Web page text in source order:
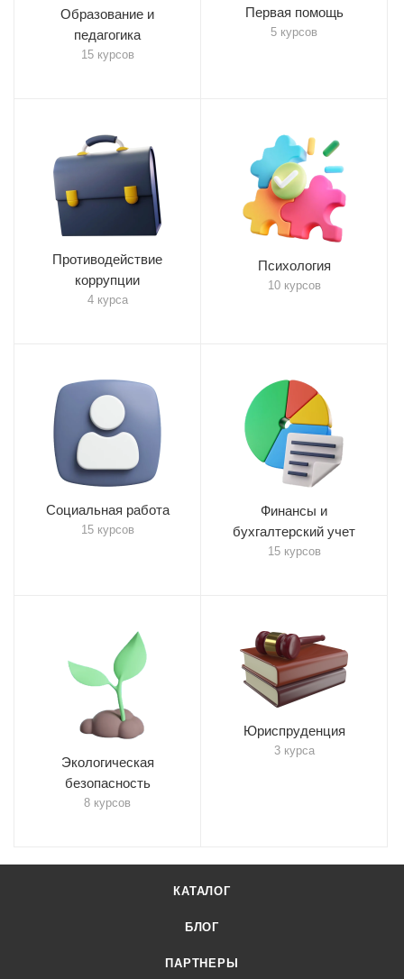
Образование и
педагогика
15 курсов
Первая помощь
5 курсов
Противодействие
коррупции
4 курса
Психология
10 курсов
Социальная работа
15 курсов
Финансы и
бухгалтерский учет
15 курсов
Экологическая
безопасность
8 курсов
Юриспруденция
3 курса
КАТАЛОГ
БЛОГ
ПАРТНЕРЫ